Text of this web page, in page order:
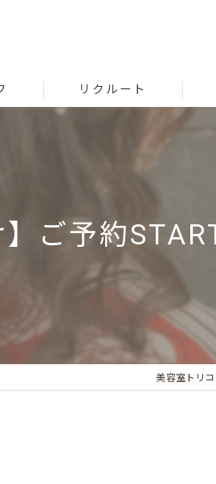
リクルート
】ご予約
美容室トリ